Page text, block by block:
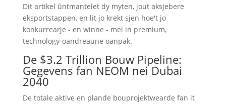
Dit artikel ûntmantelet dy myten, jout aksjebere
eksportstappen, en lit jo krekt sjen hoe't jo
konkurrearje - en winne - mei in premium,
technology-oandreaune oanpak.
De $3.2 Trillion Bouw Pipeline:
Gegevens fan NEOM nei Dubai
2040
De totale aktive en plande bouprojektwearde fan it